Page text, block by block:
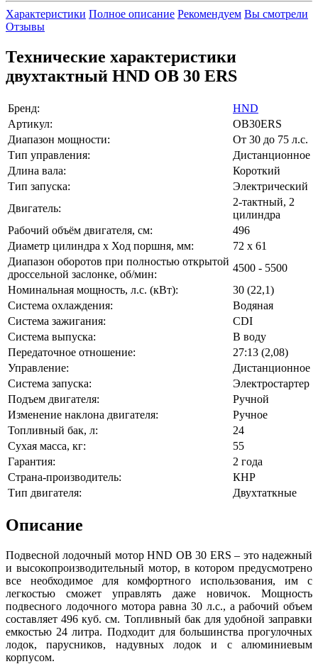
Характеристики Полное описание Рекомендуем Вы смотрели
Отзывы
Технические характеристики
двухтактный HND OB 30 ERS
Бренд:
HND
Артикул:
OB30ERS
Диапазон мощности:
От 30 до 75 л.с.
Тип управления:
Дистанционное
Длина вала:
Короткий
Тип запуска:
Электрический
Двигатель:
2-тактный, 2
цилиндра
Рабочий объём двигателя, см:
496
Диаметр цилиндра x Ход поршня, мм:
72 х 61
Диапазон оборотов при полностью открытой
дроссельной заслонке, об/мин:
4500 - 5500
Номинальная мощность, л.с. (кВт):
30 (22,1)
Система охлаждения:
Водяная
Система зажигания:
CDI
Система выпуска:
В воду
Передаточное отношение:
27:13 (2,08)
Управление:
Дистанционное
Система запуска:
Электростартер
Подъем двигателя:
Ручной
Изменение наклона двигателя:
Ручное
Топливный бак, л:
24
Сухая масса, кг:
55
Гарантия:
2 года
Страна-производитель:
КНР
Тип двигателя:
Двухтаткные
Описание
Подвесной лодочный мотор HND OB 30 ERS – это надежный
и высокопроизводительный мотор, в котором предусмотрено
все необходимое для комфортного использования, им с
легкостью сможет управлять даже новичок. Мощность
подвесного лодочного мотора равна 30 л.с., а рабочий объем
составляет 496 куб. см. Топливный бак для удобной заправки
емкостью 24 литра. Подходит для большинства прогулочных
лодок, парусников, надувных лодок и с алюминиевым
корпусом.